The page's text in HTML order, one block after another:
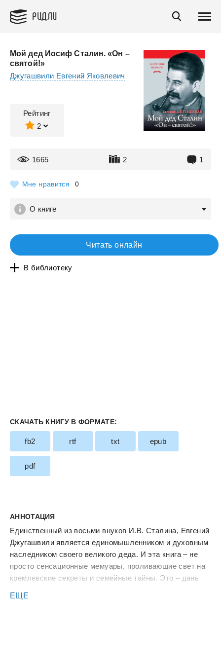
РИДЛИ
Мой дед Иосиф Сталин. «Он –
святой!»
Джугашвили Евгений Яковлевич
Рейтинг
2
1665 2 1
Мне нравится 0
О книге
Читать онлайн
В библиотеку
СКАЧАТЬ КНИГУ В ФОРМАТЕ:
fb2 rtf txt epub
pdf
АННОТАЦИЯ
Единственный из восьми внуков И.В. Сталина, Евгений
Джугашвили является единомышленником и духовным
наследником своего великого деда. И эта книга – не
просто сенсационные мемуары, проливающие свет на
кремлевские секреты и семейные тайны. Это – дань
Почему внук впервые увидел деда на трибуне
ЕЩЕ